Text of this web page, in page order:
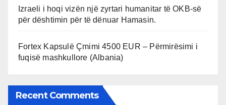
Izraeli i hoqi vizën një zyrtari humanitar të OKB-së
për dështimin për të dënuar Hamasin.
Fortex Kapsulë Çmimi 4500 EUR – Përmirësimi i
fuqisë mashkullore (Albania)
Recent Comments